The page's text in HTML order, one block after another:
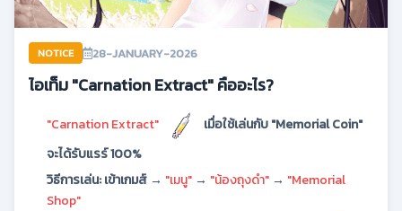
NOTICE 28-JANUARY-2026
ไอเท็ม "Carnation Extract" คืออะไร?
"Carnation Extract"
เมื่อใช้เล่นกับ "Memorial Coin"
จะได้รับแรร์ 100%
วิธีการเล่น: เข้าเกมส์ → "เมนู" → "น้องถุงดำ" → "Memorial
Shop"